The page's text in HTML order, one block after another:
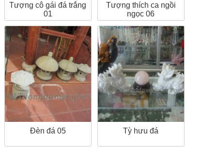
Tượng cô gái đá trắng
01
Tượng thích ca ngồi
ngọc 06
Đèn đá 05 Tỳ hưu đá